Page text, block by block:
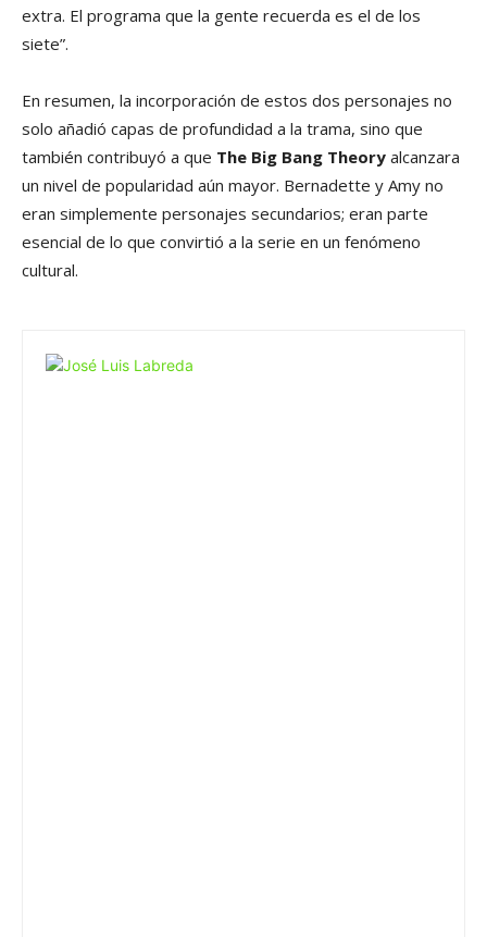
extra. El programa que la gente recuerda es el de los
siete”.
En resumen, la incorporación de estos dos personajes no
solo añadió capas de profundidad a la trama, sino que
también contribuyó a que The Big Bang Theory alcanzara
un nivel de popularidad aún mayor. Bernadette y Amy no
eran simplemente personajes secundarios; eran parte
esencial de lo que convirtió a la serie en un fenómeno
cultural.